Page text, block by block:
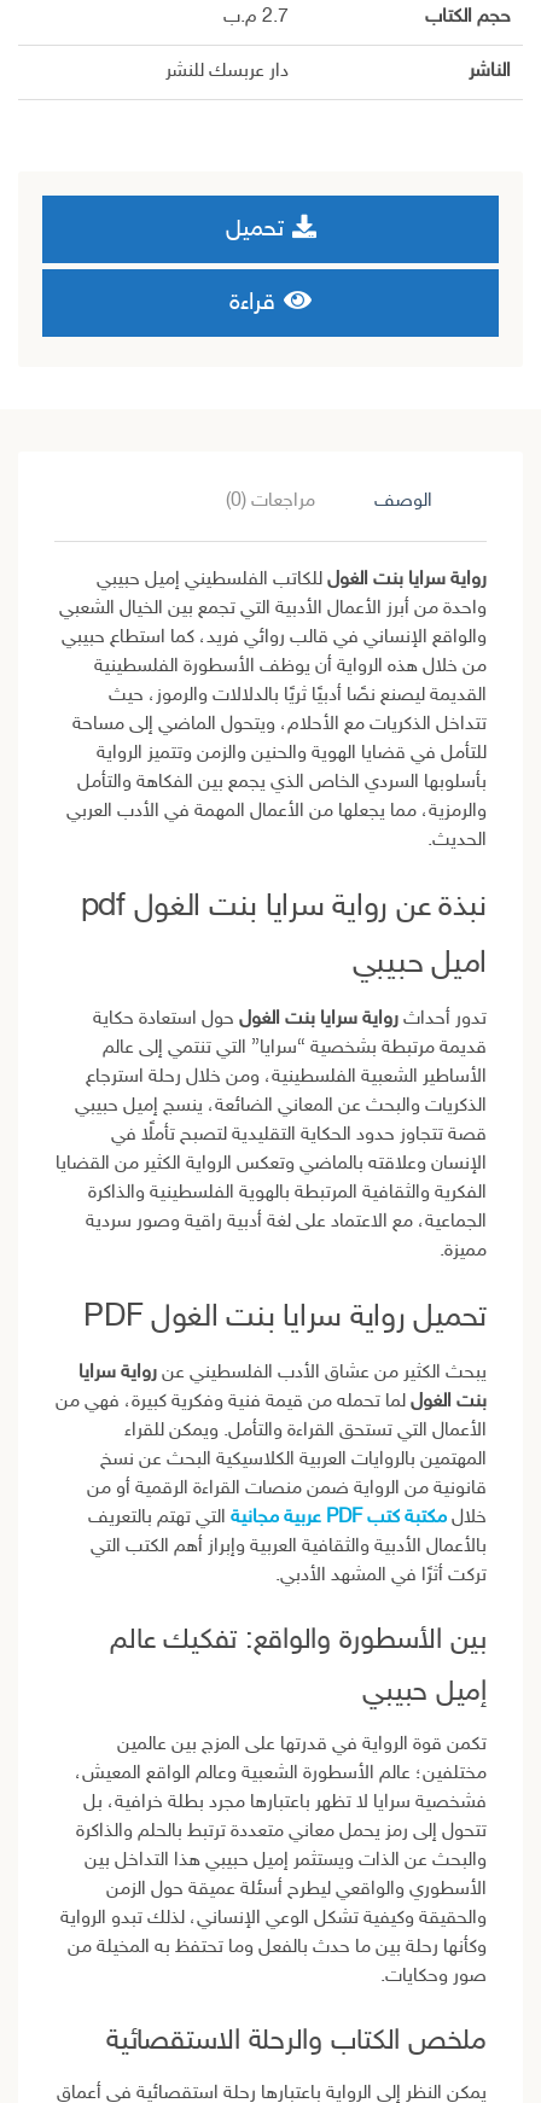
حجم الكتاب 2.7 م.ب
الناشر دار عربسك للنشر
تحميل
قراءة
الوصف مراجعات (0)
رواية سرايا بنت الغول للكاتب الفلسطيني إميل حبيبي
واحدة من أبرز الأعمال الأدبية التي تجمع بين الخيال الشعبي
والواقع الإنساني في قالب روائي فريد، كما استطاع حبيبي
من خلال هذه الرواية أن يوظف الأسطورة الفلسطينية
القديمة ليصنع نصًا أدبيًا ثريًا بالدلالات والرموز، حيث
تتداخل الذكريات مع الأحلام، ويتحول الماضي إلى مساحة
للتأمل في قضايا الهوية والحنين والزمن وتتميز الرواية
بأسلوبها السردي الخاص الذي يجمع بين الفكاهة والتأمل
والرمزية، مما يجعلها من الأعمال المهمة في الأدب العربي
الحديث.
نبذة عن رواية سرايا بنت الغول pdf
اميل حبيبي
تدور أحداث رواية سرايا بنت الغول حول استعادة حكاية
قديمة مرتبطة بشخصية “سرايا” التي تنتمي إلى عالم
الأساطير الشعبية الفلسطينية، ومن خلال رحلة استرجاع
الذكريات والبحث عن المعاني الضائعة، ينسج إميل حبيبي
قصة تتجاوز حدود الحكاية التقليدية لتصبح تأملًا في
الإنسان وعلاقته بالماضي وتعكس الرواية الكثير من القضايا
الفكرية والثقافية المرتبطة بالهوية الفلسطينية والذاكرة
الجماعية، مع الاعتماد على لغة أدبية راقية وصور سردية
مميزة.
تحميل رواية سرايا بنت الغول PDF
يبحث الكثير من عشاق الأدب الفلسطيني عن رواية سرايا
بنت الغول لما تحمله من قيمة فنية وفكرية كبيرة، فهي من
الأعمال التي تستحق القراءة والتأمل. ويمكن للقراء
المهتمين بالروايات العربية الكلاسيكية البحث عن نسخ
قانونية من الرواية ضمن منصات القراءة الرقمية أو من
خلال مكتبة كتب PDF عربية مجانية
التي تهتم بالتعريف
بالأعمال الأدبية والثقافية العربية وإبراز أهم الكتب التي
تركت أثرًا في المشهد الأدبي.
بين الأسطورة والواقع: تفكيك عالم
إميل حبيبي
تكمن قوة الرواية في قدرتها على المزج بين عالمين
مختلفين؛ عالم الأسطورة الشعبية وعالم الواقع المعيش،
فشخصية سرايا لا تظهر باعتبارها مجرد بطلة خرافية، بل
تتحول إلى رمز يحمل معاني متعددة ترتبط بالحلم والذاكرة
والبحث عن الذات ويستثمر إميل حبيبي هذا التداخل بين
الأسطوري والواقعي ليطرح أسئلة عميقة حول الزمن
والحقيقة وكيفية تشكل الوعي الإنساني، لذلك تبدو الرواية
وكأنها رحلة بين ما حدث بالفعل وما تحتفظ به المخيلة من
صور وحكايات.
ملخص الكتاب والرحلة الاستقصائية
يمكن النظر إلى الرواية باعتبارها رحلة استقصائية في أعماق